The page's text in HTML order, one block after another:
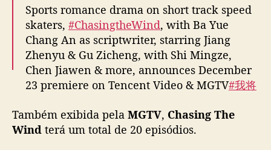
i
a
ç
ã
o
e
“
C
Sports romance drama on short track speed
skaters, #ChasingtheWind, with Ba Yue
Chang An as scriptwriter, starring Jiang
Zhenyu & Gu Zicheng, with Shi Mingze,
Chen Jiawen & more, announces December
23 premiere on Tencent Video & MGTV#我将
pic.twitter.com/KVZug9ZiQu
— cdrama tweets (@dramapotatoe)
Também exibida pela MGTV, Chasing The
Wind terá um total de 20 episódios.